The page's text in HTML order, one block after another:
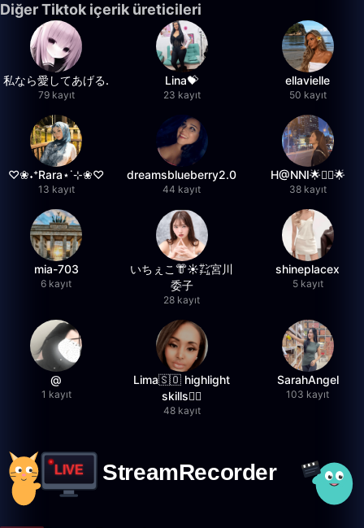
Diğer Tiktok içerik üreticileri
私なら愛してあげる.
79 kayıt
Lina💝
23 kayıt
ellavielle
50 kayıt
♡❀˖⁺Rara⋆˙⊹❀♡
13 kayıt
dreamsblueberry2.0
44 kayıt
H@NNI🌟❤️‍🔥🌟
38 kayıt
mia-703
6 kayıt
いちぇこ👘☀️㌠宮川
委子
28 kayıt
shineplacex
5 kayıt
@
1 kayıt
Lima🇸🇴 highlight
skills✌🏽
48 kayıt
SarahAngel
103 kayıt